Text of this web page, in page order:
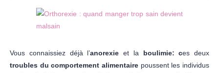
Vous connaissiez déjà l’anorexie et la boulimie: ces deux
troubles du comportement alimentaire poussent les individus